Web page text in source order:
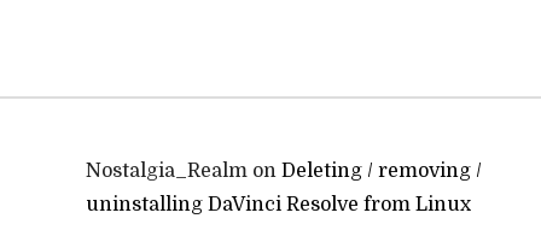
Nostalgia_Realm on Deleting / removing /
uninstalling DaVinci Resolve from Linux